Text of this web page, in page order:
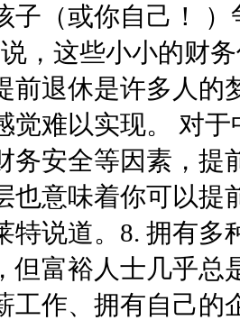
子（或你自己！
，这些小小的财
前退休是许多人
觉难以实现。 对
务安全等因素，提
也意味着你可以提
特说道。8. 拥有
但富裕人士几乎总
工作、拥有自己的